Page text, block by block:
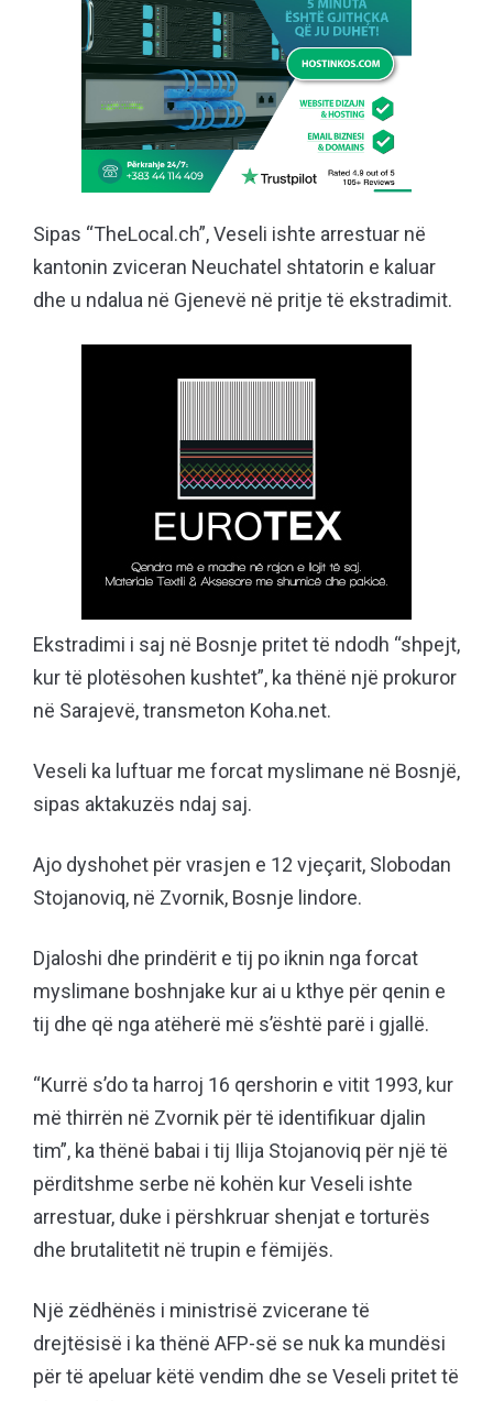
Sipas “TheLocal.ch”, Veseli ishte arrestuar në
kantonin zviceran Neuchatel shtatorin e kaluar
dhe u ndalua në Gjenevë në pritje të ekstradimit.
Ekstradimi i saj në Bosnje pritet të ndodh “shpejt,
kur të plotësohen kushtet”, ka thënë një prokuror
në Sarajevë, transmeton Koha.net.
Veseli ka luftuar me forcat myslimane në Bosnjë,
sipas aktakuzës ndaj saj.
Ajo dyshohet për vrasjen e 12 vjeçarit, Slobodan
Stojanoviq, në Zvornik, Bosnje lindore.
Djaloshi dhe prindërit e tij po iknin nga forcat
myslimane boshnjake kur ai u kthye për qenin e
tij dhe që nga atëherë më s’është parë i gjallë.
“Kurrë s’do ta harroj 16 qershorin e vitit 1993, kur
më thirrën në Zvornik për të identifikuar djalin
tim”, ka thënë babai i tij Ilija Stojanoviq për një të
përditshme serbe në kohën kur Veseli ishte
arrestuar, duke i përshkruar shenjat e torturës
dhe brutalitetit në trupin e fëmijës.
Një zëdhënës i ministrisë zvicerane të
drejtësisë i ka thënë AFP-së se nuk ka mundësi
për të apeluar këtë vendim dhe se Veseli pritet të